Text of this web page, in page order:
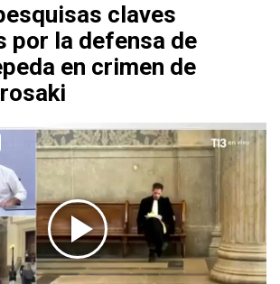
claves
por la defensa de
en crimen de